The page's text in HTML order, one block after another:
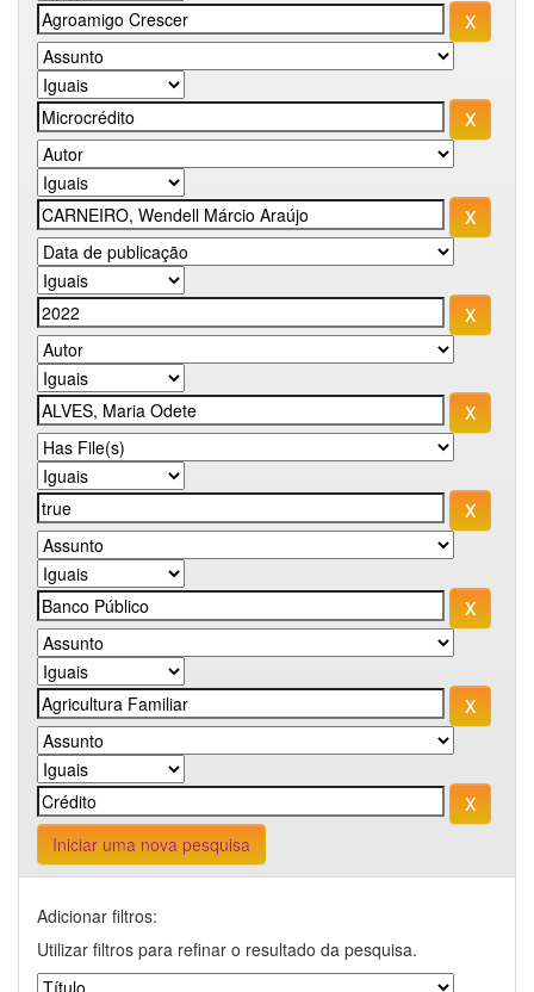
Iniciar uma nova pesquisa
Adicionar filtros:
Utilizar filtros para refinar o resultado da pesquisa.